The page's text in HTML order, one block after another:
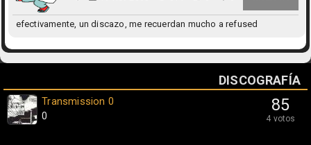
efectivamente, un discazo, me recuerdan mucho a refused
DISCOGRAFÍA
85
4 votos
Transmission 0
0